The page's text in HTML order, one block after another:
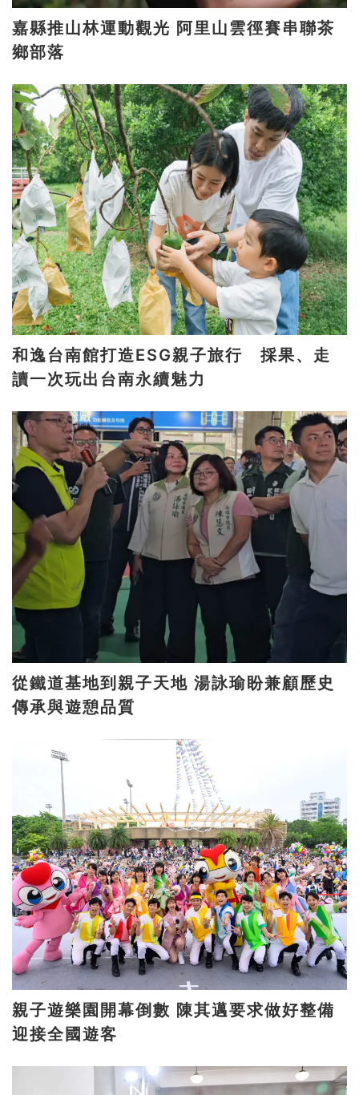
嘉縣推山林運動觀光 阿里山雲徑賽串聯茶
鄉部落
和逸台南館打造ESG親子旅行 採果、走
讀一次玩出台南永續魅力
從鐵道基地到親子天地 湯詠瑜盼兼顧歷史
傳承與遊憩品質
親子遊樂園開幕倒數 陳其邁要求做好整備
迎接全國遊客